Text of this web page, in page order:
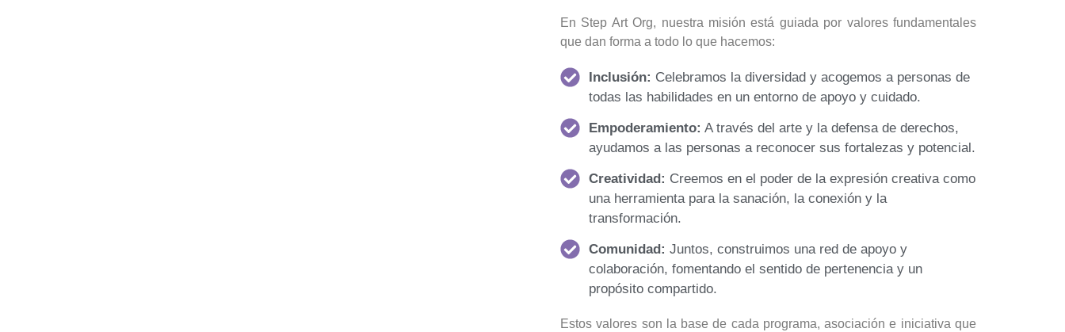
En Step Art Org, nuestra misión está guiada por valores fundamentales
que dan forma a todo lo que hacemos:
Inclusión: Celebramos la diversidad y acogemos a personas de
todas las habilidades en un entorno de apoyo y cuidado.
Empoderamiento: A través del arte y la defensa de derechos,
ayudamos a las personas a reconocer sus fortalezas y potencial.
Creatividad: Creemos en el poder de la expresión creativa como
una herramienta para la sanación, la conexión y la
transformación.
Comunidad: Juntos, construimos una red de apoyo y
colaboración, fomentando el sentido de pertenencia y un
propósito compartido.
Estos valores son la base de cada programa, asociación e iniciativa que